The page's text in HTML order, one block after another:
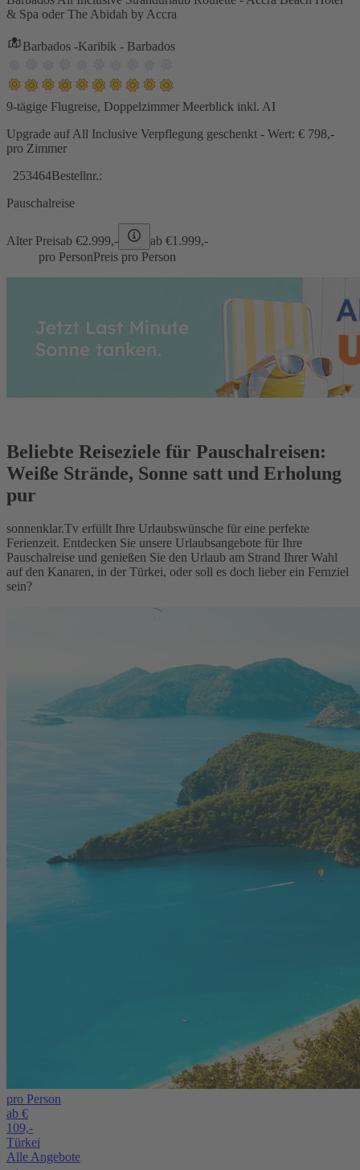
& Spa oder The Abidah by Accra
Barbados -Karibik - Barbados
9-tägige Flugreise, Doppelzimmer Meerblick inkl. AI
Upgrade auf All Inclusive Verpflegung geschenkt - Wert: € 798,-
pro Zimmer
253464Bestellnr.:
Pauschalreise
Alter Preisab €2.999,- ab €1.999,-
pro PersonPreis pro Person
Beliebte Reiseziele für Pauschalreisen:
Weiße Strände, Sonne satt und Erholung
pur
sonnenklar.Tv erfüllt Ihre Urlaubswünsche für eine perfekte
Ferienzeit. Entdecken Sie unsere Urlaubsangebote für Ihre
Pauschalreise und genießen Sie den Urlaub am Strand Ihrer Wahl
auf den Kanaren, in der Türkei, oder soll es doch lieber ein Fernziel
sein?
pro Person
ab €
109,-
Türkei
Alle Angebote